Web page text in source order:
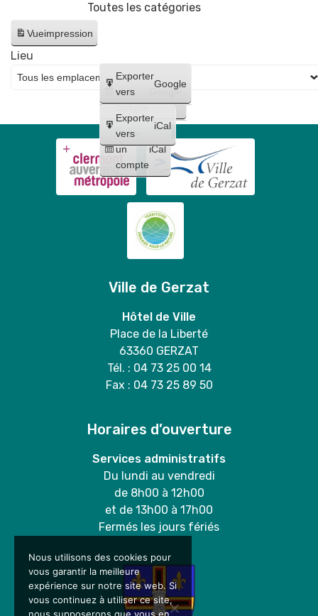
Toutes les catégories
Vueimpression
Créer
un
compte
Google
Créer
un
compte
iCal
Exporter
vers
Google
Exporter
vers
iCal
Lieu
Ville de Gerzat
Hôtel de Ville
Place de la Liberté
63360 GERZAT
Tél. : 04 73 25 00 14
Fax : 04 73 25 89 50
Horaires d’ouverture
Services administratifs
Du lundi au vendredi
de 8h00 à 12h00
et de 13h00 à 17h00
Fermés les jours fériés
Nous utilisons des cookies pour
vous garantir la meilleure
expérience sur notre site web. Si
vous continuez à utiliser ce site,